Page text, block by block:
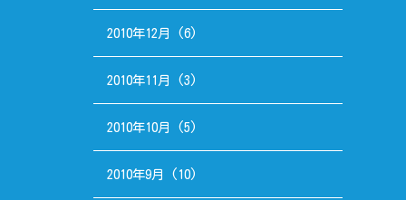
2010年12月 (6)
2010年11月 (3)
2010年10月 (5)
2010年9月 (10)